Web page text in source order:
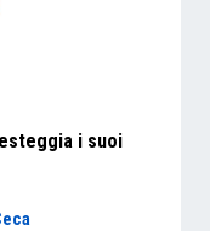
i suoi